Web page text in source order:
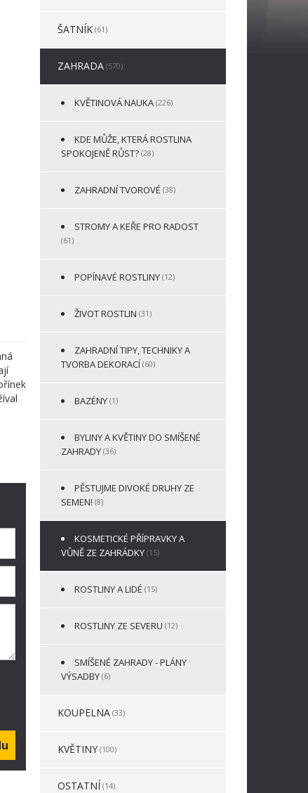
ŠATNÍK (61)
ZAHRADA (570)
KVĚTINOVÁ NAUKA (226)
KDE MŮŽE, KTERÁ ROSTLINA
SPOKOJENĚ RŮST? (28)
ZAHRADNÍ TVOROVÉ (38)
STROMY A KEŘE PRO RADOST
(61)
POPÍNAVÉ ROSTLINY (12)
ŽIVOT ROSTLIN (31)
ZAHRADNÍ TIPY, TECHNIKY A
TVORBA DEKORACÍ (60)
BAZÉNY (1)
BYLINY A KVĚTINY DO SMÍŠENÉ
ZAHRADY (36)
PĚSTUJME DIVOKÉ DRUHY ZE
SEMEN! (8)
KOSMETICKÉ PŘÍPRAVKY A
VŮNĚ ZE ZAHRÁDKY (15)
ROSTLINY A LIDÉ (15)
ROSTLINY ZE SEVERU (12)
SMÍŠENÉ ZAHRADY - PLÁNY
VÝSADBY (6)
KOUPELNA (33)
KVĚTINY (100)
OSTATNÍ (14)